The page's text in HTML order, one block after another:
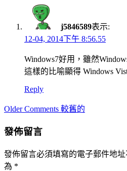
j5846589表示:
12-04, 2014下午 8:56.55
Windows7好用，雖然
這樣的比喻顯得 Windows
Reply
Comment
Older Comments 較舊的
發佈留言
發佈留言必須填寫的電子郵件地址
為 *